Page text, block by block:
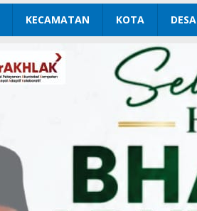
KECAMATAN KOTA DESA